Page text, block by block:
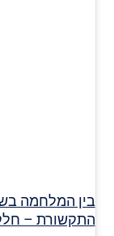
בין המלחמה
התקשורת –